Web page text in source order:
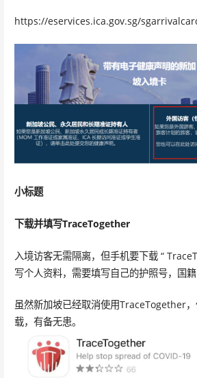
https://eservices.ica.gov.sg/
小标题
下载并填写TraceTogether
入境访客无需隔离，但手机要下载 “
写个人资料，需要填写自己的护照号，国籍
虽然新加坡已经取消使用TraceTogether
载，有备无患。